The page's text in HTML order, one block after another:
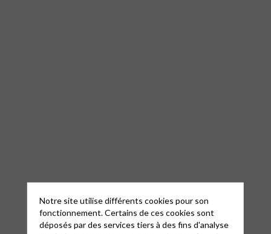
Notre site utilise différents cookies pour son
fonctionnement. Certains de ces cookies sont
déposés par des services tiers à des fins d'analyse